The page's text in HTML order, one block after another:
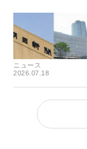
ニュース
2026.07.18